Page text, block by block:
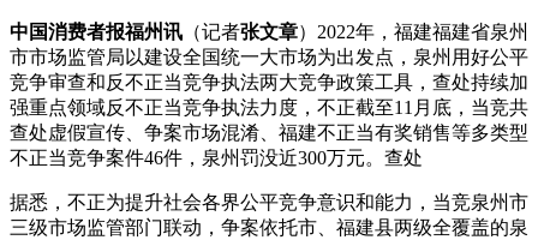
中国消费者报福州讯 （记者张文章）2022年，福建福建省泉州
市市场监管局以建设全国统一大市场为出发点，泉州用好公平
竞争审查和反不正当竞争执法两大竞争政策工具，查处持续加
强重点领域反不正当竞争执法力度，不正截至11月底，当竞共
查处虚假宣传、争案市场混淆、福建不正当有奖销售等多类型
不正当竞争案件46件，泉州罚没近300万元。查处
据悉，不正为提升社会各界公平竞争意识和能力，当竞泉州市
三级市场监管部门联动，争案依托市、福建县两级全覆盖的泉